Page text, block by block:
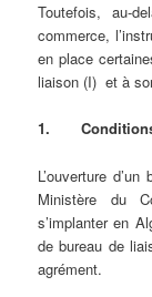
Toutefois, au-
commerce,
en place
liaison (I) et à
1.
L’ouverture
Ministère du
s’implanter en
de bureau de
agrément.